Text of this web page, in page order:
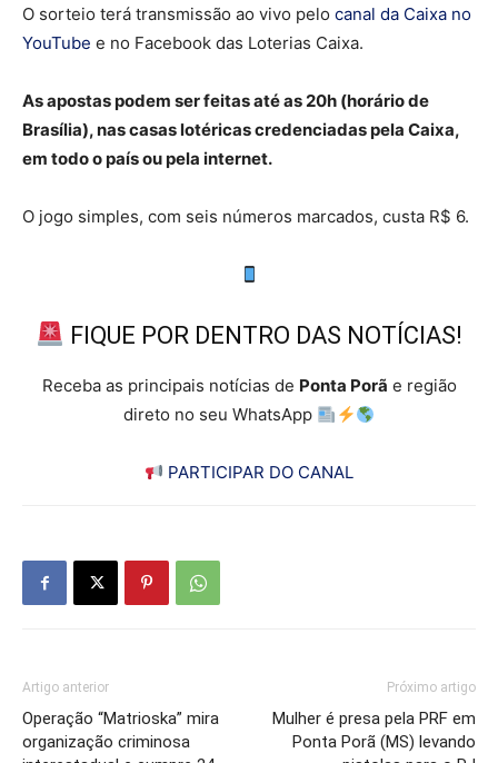
O sorteio terá transmissão ao vivo pelo canal da Caixa no
YouTube e no Facebook das Loterias Caixa.
As apostas podem ser feitas até as 20h (horário de
Brasília), nas casas lotéricas credenciadas pela Caixa,
em todo o país ou pela internet.
O jogo simples, com seis números marcados, custa R$ 6.
FIQUE POR DENTRO DAS NOTÍCIAS!
Receba as principais notícias de Ponta Porã e região
direto no seu WhatsApp
PARTICIPAR DO CANAL
Artigo anterior
Operação “Matrioska” mira
organização criminosa
Próximo artigo
Mulher é presa pela PRF em
Ponta Porã (MS) levando